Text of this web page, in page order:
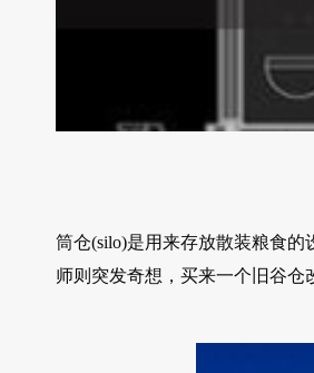
筒仓(silo)是用来存放散装粮食
师则突发奇想，买来一个旧谷仓